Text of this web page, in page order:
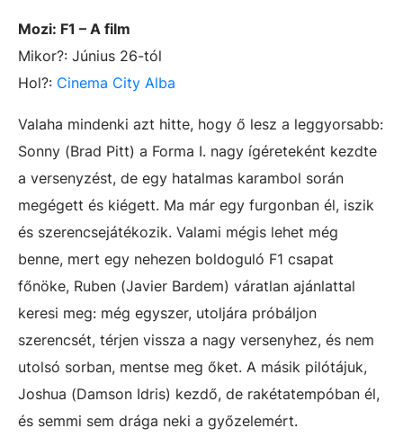
Mozi: F1 – A film
Mikor?: Június 26-tól
Hol?: Cinema City Alba
Valaha mindenki azt hitte, hogy ő lesz a leggyorsabb:
Sonny (Brad Pitt) a Forma I. nagy ígéreteként kezdte
a versenyzést, de egy hatalmas karambol során
megégett és kiégett. Ma már egy furgonban él, iszik
és szerencsejátékozik. Valami mégis lehet még
benne, mert egy nehezen boldoguló F1 csapat
főnöke, Ruben (Javier Bardem) váratlan ajánlattal
keresi meg: még egyszer, utoljára próbáljon
szerencsét, térjen vissza a nagy versenyhez, és nem
utolsó sorban, mentse meg őket. A másik pilótájuk,
Joshua (Damson Idris) kezdő, de rakétatempóban él,
és semmi sem drága neki a győzelemért.